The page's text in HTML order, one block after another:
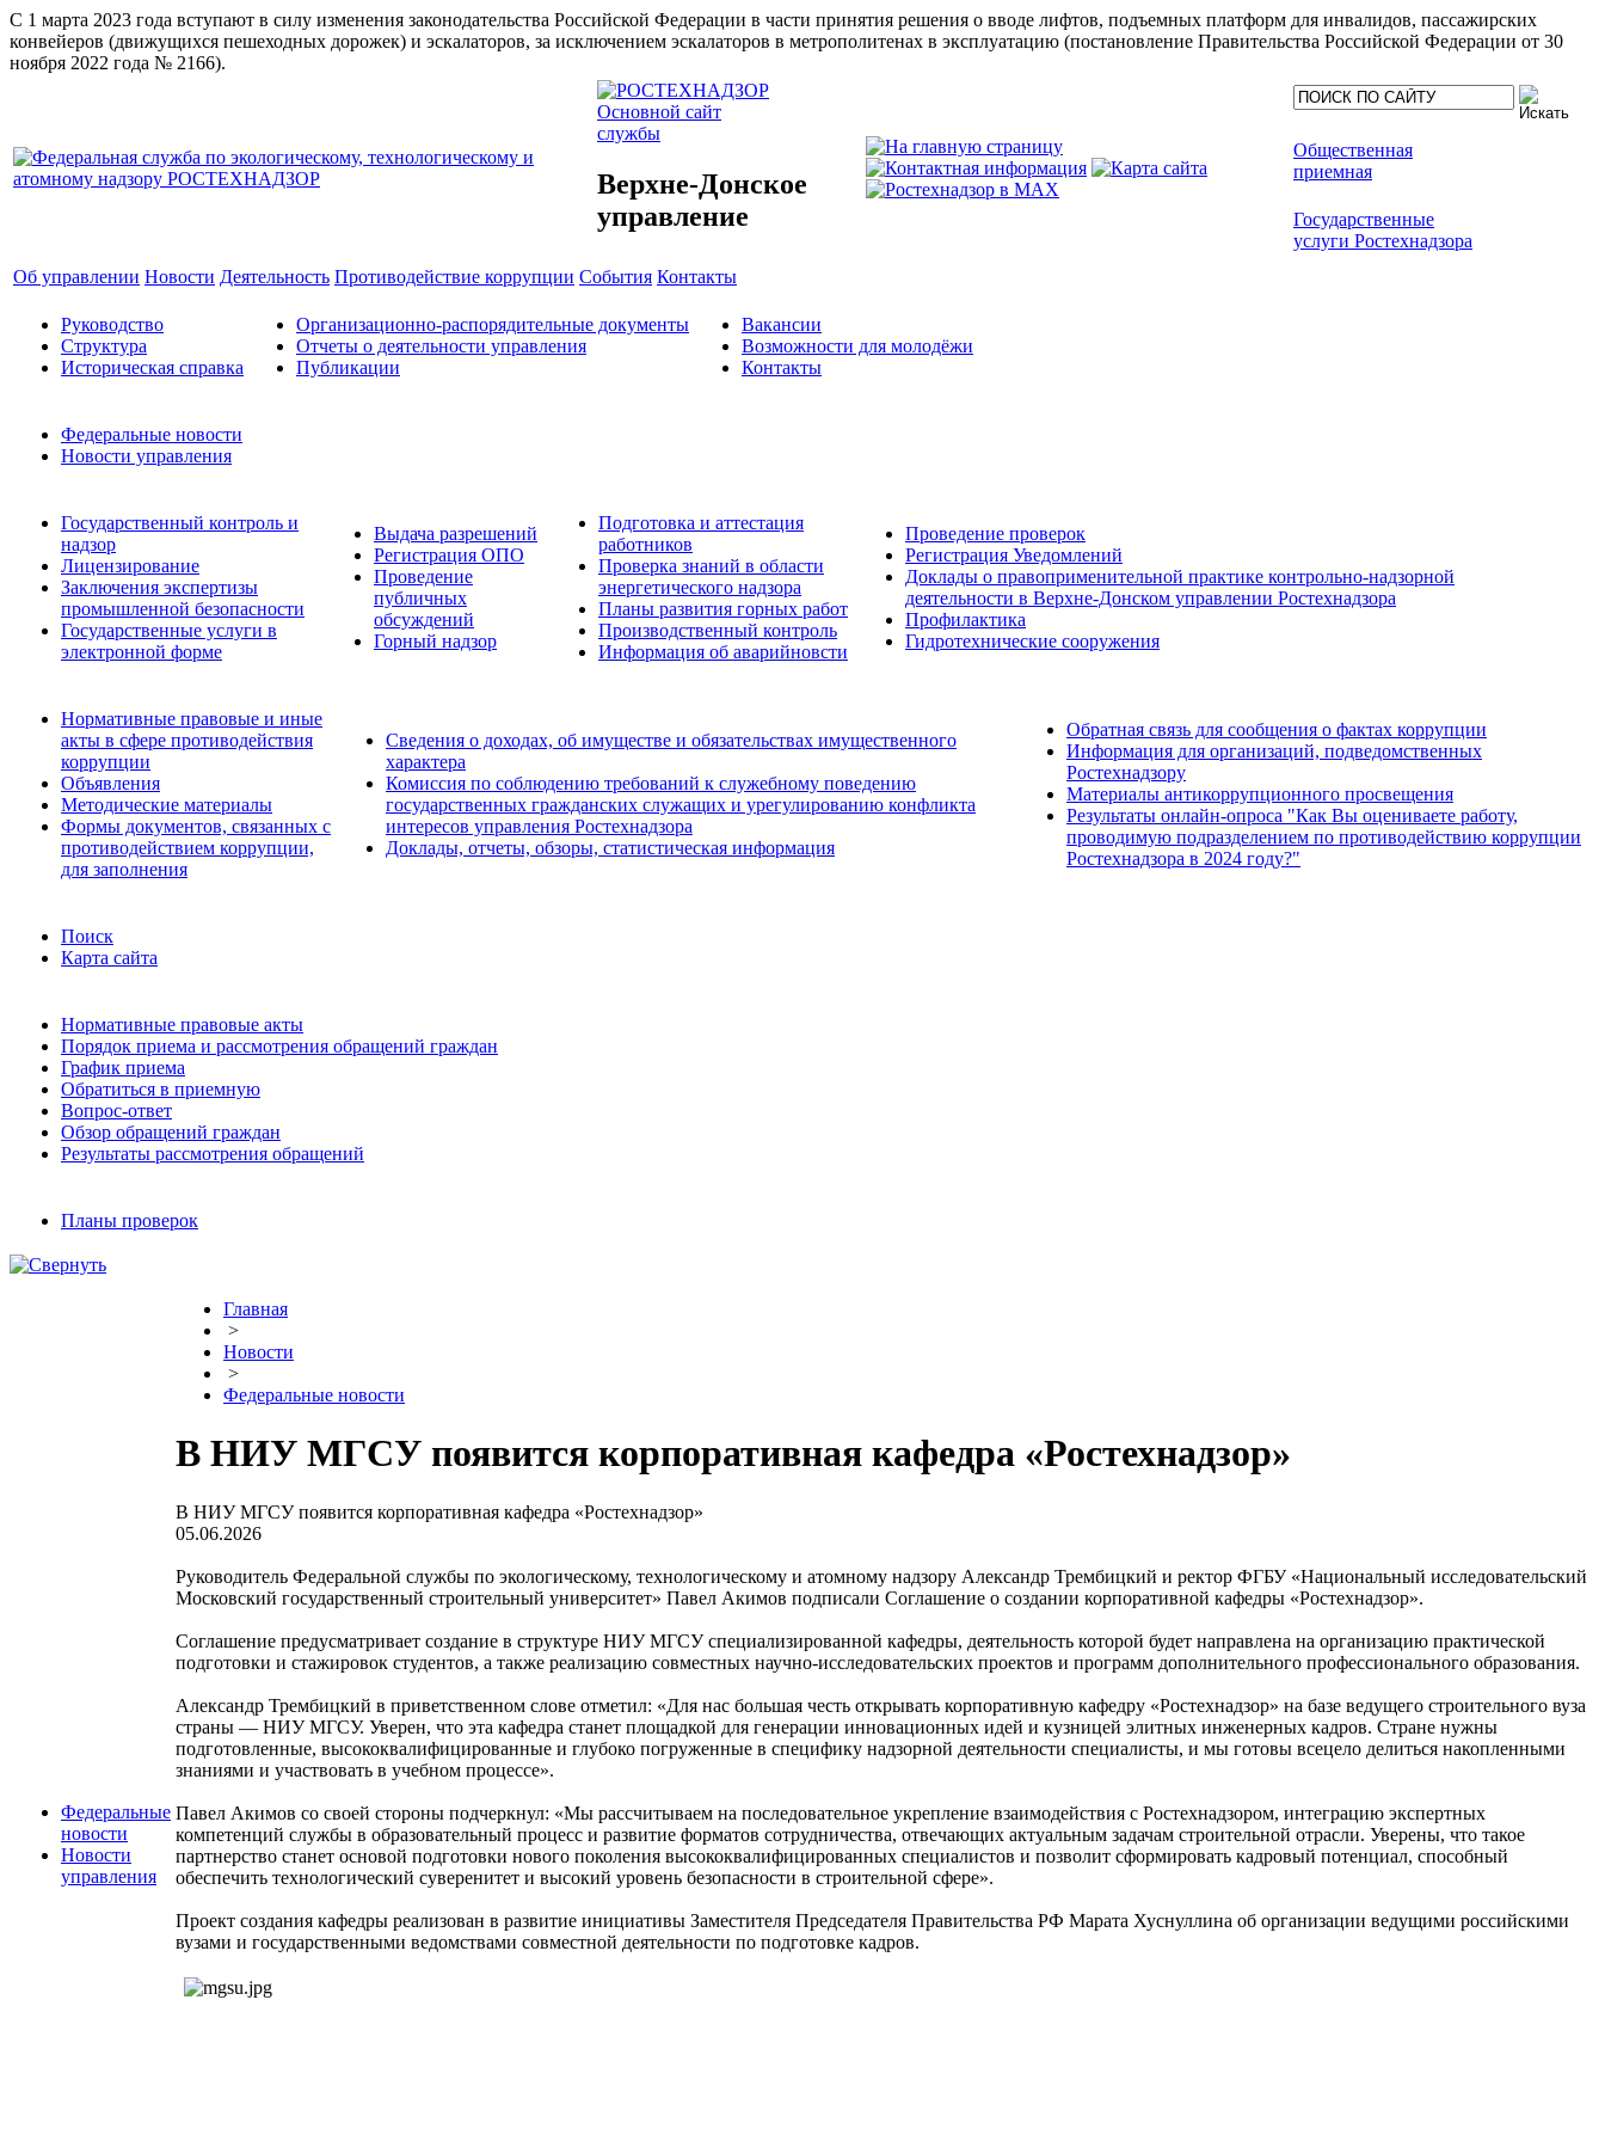
С 1 марта 2023 года вступают в силу изменения законодательства Российской Федерации в части принятия решения о вводе лифтов, подъемных платформ для инвалидов, пассажирских
конвейеров (движущихся пешеходных дорожек) и эскалаторов, за исключением эскалаторов в метрополитенах в эксплуатацию (постановление Правительства Российской Федерации от 30
ноября 2022 года № 2166).
Основной сайт
службы
Верхне-Донское
управление
Общественная
приемная
Государственные
услуги Ростехнадзора
Об управлении Новости Деятельность Противодействие коррупции События Контакты
Руководство
Структура
Историческая справка
Организационно-распорядительные документы
Отчеты о деятельности управления
Публикации
Вакансии
Возможности для молодёжи
Контакты
Федеральные новости
Новости управления
Государственный контроль и
надзор
Лицензирование
Заключения экспертизы
промышленной безопасности
Государственные услуги в
электронной форме
Выдача разрешений
Регистрация ОПО
Проведение
публичных
обсуждений
Горный надзор
Подготовка и аттестация
работников
Проверка знаний в области
энергетического надзора
Планы развития горных работ
Производственный контроль
Информация об аварийновсти
Проведение проверок
Регистрация Уведомлений
Доклады о правоприменительной практике контрольно-надзорной
деятельности в Верхне-Донском управлении Ростехнадзора
Профилактика
Гидротехнические сооружения
Нормативные правовые и иные
акты в сфере противодействия
коррупции
Объявления
Методические материалы
Формы документов, связанных с
противодействием коррупции,
для заполнения
Сведения о доходах, об имуществе и обязательствах имущественного
характера
Комиссия по соблюдению требований к служебному поведению
государственных гражданских служащих и урегулированию конфликта
интересов управления Ростехнадзора
Доклады, отчеты, обзоры, статистическая информация
Обратная связь для сообщения о фактах коррупции
Информация для организаций, подведомственных
Ростехнадзору
Материалы антикоррупционного просвещения
Результаты онлайн-опроса "Как Вы оцениваете работу,
проводимую подразделением по противодействию коррупции
Ростехнадзора в 2024 году?"
Поиск
Карта сайта
Нормативные правовые акты
Порядок приема и рассмотрения обращений граждан
График приема
Обратиться в приемную
Вопрос-ответ
Обзор обращений граждан
Результаты рассмотрения обращений
Планы проверок
Федеральные
новости
Новости
управления
Главная
>
Новости
>
Федеральные новости
В НИУ МГСУ появится корпоративная кафедра «Ростехнадзор»
В НИУ МГСУ появится корпоративная кафедра «Ростехнадзор»
05.06.2026
Руководитель Федеральной службы по экологическому, технологическому и атомному надзору Александр Трембицкий и ректор ФГБУ «Национальный исследовательский
Московский государственный строительный университет» Павел Акимов подписали Соглашение о создании корпоративной кафедры «Ростехнадзор».
Соглашение предусматривает создание в структуре НИУ МГСУ специализированной кафедры, деятельность которой будет направлена на организацию практической
подготовки и стажировок студентов, а также реализацию совместных научно-исследовательских проектов и программ дополнительного профессионального образования.
Александр Трембицкий в приветственном слове отметил: «Для нас большая честь открывать корпоративную кафедру «Ростехнадзор» на базе ведущего строительного вуза
страны — НИУ МГСУ. Уверен, что эта кафедра станет площадкой для генерации инновационных идей и кузницей элитных инженерных кадров. Стране нужны
подготовленные, высококвалифицированные и глубоко погруженные в специфику надзорной деятельности специалисты, и мы готовы всецело делиться накопленными
знаниями и участвовать в учебном процессе».
Павел Акимов со своей стороны подчеркнул: «Мы рассчитываем на последовательное укрепление взаимодействия с Ростехнадзором, интеграцию экспертных
компетенций службы в образовательный процесс и развитие форматов сотрудничества, отвечающих актуальным задачам строительной отрасли. Уверены, что такое
партнерство станет основой подготовки нового поколения высококвалифицированных специалистов и позволит сформировать кадровый потенциал, способный
обеспечить технологический суверенитет и высокий уровень безопасности в строительной сфере».
Проект создания кафедры реализован в развитие инициативы Заместителя Председателя Правительства РФ Марата Хуснуллина об организации ведущими российскими
вузами и государственными ведомствами совместной деятельности по подготовке кадров.